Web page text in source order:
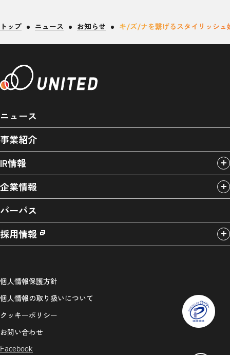
トップ ニュース お知らせ キ/ズ/ナを繋げるスタイリッシュ
ニュース
事業紹介
IR情報
企業情報
パーパス
採用情報
個人情報保護方針
個人情報の取り扱いについて
クッキーポリシー
お問い合わせ
Facebook